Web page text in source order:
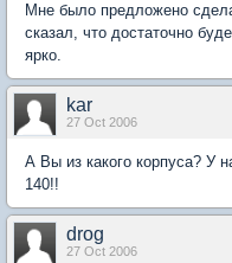
Мне было предложено
сказал, что достаточно
ярко.
kar
27 Oct 2006
А Вы из какого корпуса? У
140!!
drog
27 Oct 2006